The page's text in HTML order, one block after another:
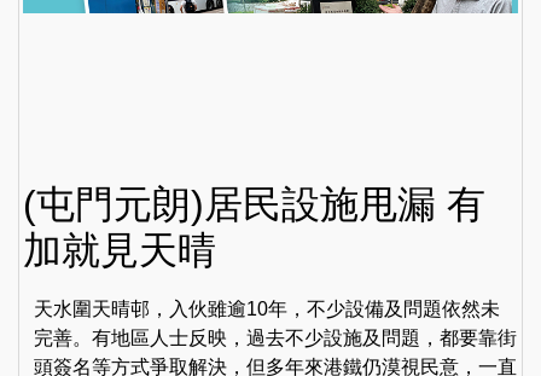
(屯門元朗)居民設施甩漏 有
加就見天晴
天水圍天晴邨，入伙雖逾10年，不少設備及問題依然未
完善。有地區人士反映，過去不少設施及問題，都要靠街
頭簽名等方式爭取解決，但多年來港鐵仍漠視民意，一直